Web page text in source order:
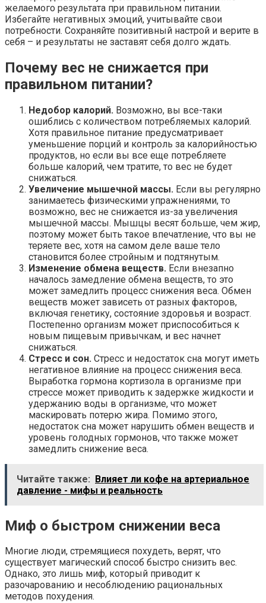
желаемого результата при правильном питании.
Избегайте негативных эмоций, учитывайте свои
потребности. Сохраняйте позитивный настрой и верите в
себя – и результаты не заставят себя долго ждать.
Почему вес не снижается при
правильном питании?
Недобор калорий. Возможно, вы все-таки
ошиблись с количеством потребляемых калорий.
Хотя правильное питание предусматривает
уменьшение порций и контроль за калорийностью
продуктов, но если вы все еще потребляете
больше калорий, чем тратите, то вес не будет
снижаться.
Увеличение мышечной массы. Если вы регулярно
занимаетесь физическими упражнениями, то
возможно, вес не снижается из-за увеличения
мышечной массы. Мышцы весят больше, чем жир,
поэтому может быть такое впечатление, что вы не
теряете вес, хотя на самом деле ваше тело
становится более стройным и подтянутым.
Изменение обмена веществ. Если внезапно
началось замедление обмена веществ, то это
может замедлить процесс снижения веса. Обмен
веществ может зависеть от разных факторов,
включая генетику, состояние здоровья и возраст.
Постепенно организм может приспособиться к
новым пищевым привычкам, и вес начнет
снижаться.
Стресс и сон. Стресс и недостаток сна могут иметь
негативное влияние на процесс снижения веса.
Выработка гормона кортизола в организме при
стрессе может приводить к задержке жидкости и
удержанию воды в организме, что может
маскировать потерю жира. Помимо этого,
недостаток сна может нарушить обмен веществ и
уровень голодных гормонов, что также может
замедлить снижение веса.
Читайте также: Влияет ли кофе на артериальное
давление - мифы и реальность
Миф о быстром снижении веса
Многие люди, стремящиеся похудеть, верят, что
существует магический способ быстро снизить вес.
Однако, это лишь миф, который приводит к
разочарованию и несоблюдению рациональных
методов похудения.